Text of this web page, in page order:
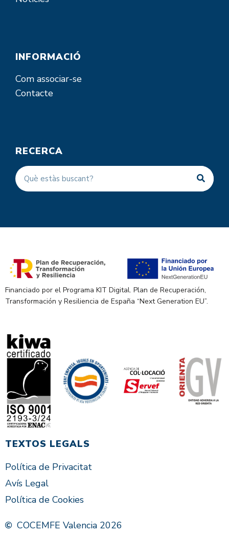
INFORMACIÓ
Com associar-se
Contacte
RECERCA
Financiado por el Programa KIT Digital. Plan de Recuperación,
Transformación y Resiliencia de España “Next Generation EU”.
TEXTOS LEGALS
Política de Privacitat
Avís Legal
Política de Cookies
COCEMFE Valencia 2026